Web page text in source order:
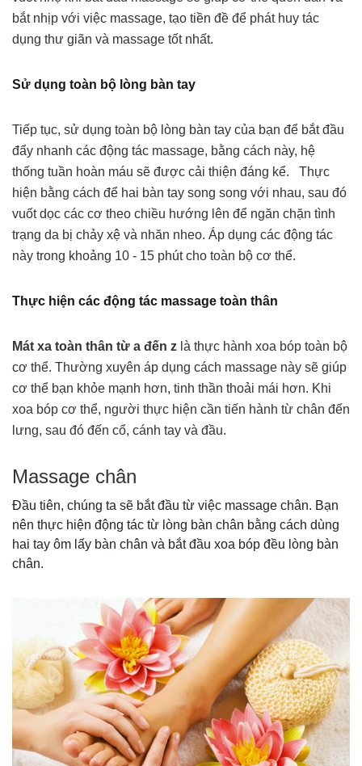
bắt nhịp với việc massage, tạo tiền đề để phát huy tác
dụng thư giãn và massage tốt nhất.
Sử dụng toàn bộ lòng bàn tay
Tiếp tục, sử dụng toàn bộ lòng bàn tay của bạn để bắt đầu
đẩy nhanh các động tác massage, bằng cách này, hệ
thống tuần hoàn máu sẽ được cải thiện đáng kể. Thực
hiện bằng cách để hai bàn tay song song với nhau, sau đó
vuốt dọc các cơ theo chiều hướng lên để ngăn chặn tình
trạng da bị chảy xệ và nhăn nheo. Áp dụng các động tác
này trong khoảng 10 - 15 phút cho toàn bộ cơ thể.
Thực hiện các động tác massage toàn thân
Mát xa toàn thân từ a đến z là thực hành xoa bóp toàn bộ
cơ thể. Thường xuyên áp dụng cách massage này sẽ giúp
cơ thể bạn khỏe mạnh hơn, tinh thần thoải mái hơn. Khi
xoa bóp cơ thể, người thực hiện cần tiến hành từ chân đến
lưng, sau đó đến cổ, cánh tay và đầu.
Massage chân
Đầu tiên, chúng ta sẽ bắt đầu từ việc massage chân. Bạn
nên thực hiện động tác từ lòng bàn chân bằng cách dùng
hai tay ôm lấy bàn chân và bắt đầu xoa bóp đều lòng bàn
chân.